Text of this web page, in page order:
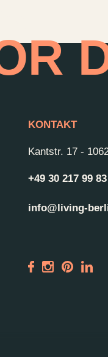
KONTAKT
Kantstr. 17-
+49 30 217 99
info@living-